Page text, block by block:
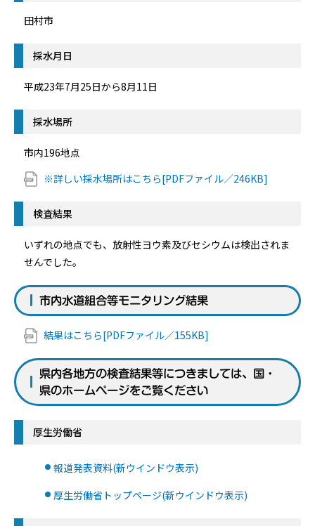
田村市
採水月日
平成23年7月25日から8月11日
採水場所
市内196地点
※詳しい採水場所はこちら[PDFファイル／246KB]
検査結果
いずれの地点でも、放射性ヨウ素及びセシウムは検出されま
せんでした。
市内水道組合等モニタリング結果
結果はこちら[PDFファイル／155KB]
県内各地方の検査結果等につきましては、国・
県のホームページをご覧ください
厚生労働省
報道発表資料(新ウインドウ表示)
厚生労働省トップページ(新ウインドウ表示)